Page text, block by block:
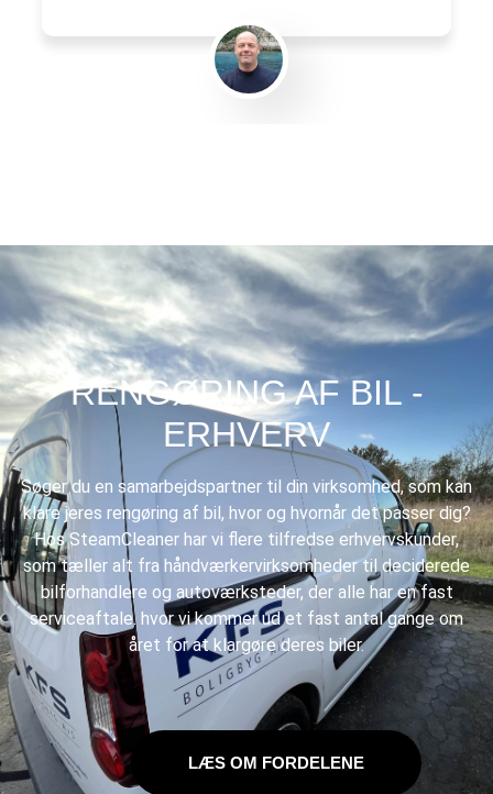
RENGØRING AF BIL -
ERHVERV
Søger du en samarbejdspartner til din virksomhed, som kan
klare jeres rengøring af bil , hvor og hvornår det passer dig?
Hos SteamCleaner har vi flere tilfredse erhvervskunder,
som tæller alt fra håndværkervirksomheder til deciderede
bilforhandlere og autoværksteder, der alle har en fast
serviceaftale. hvor vi kommer ud et fast antal gange om
året for at klargøre deres biler.
LÆS OM FORDELENE